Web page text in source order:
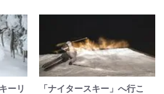
ーリ
「ナイタースキー」へ行こ